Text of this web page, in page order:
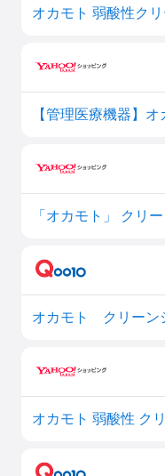
オカモト 弱酸性ク
【管理医療機器】
「オカモト」 クリ
オカモト クリーン
オカモト 弱酸性 ク